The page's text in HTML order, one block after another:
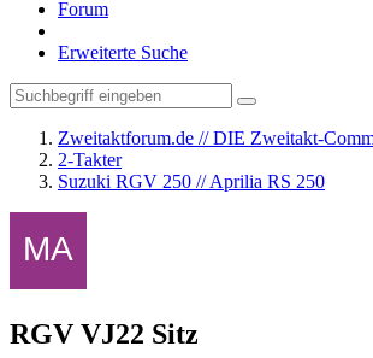
Forum
Erweiterte Suche
Zweitaktforum.de // DIE Zweitakt-
2-Takter
Suzuki RGV 250 // Aprilia RS 250
RGV VJ22 Sitz